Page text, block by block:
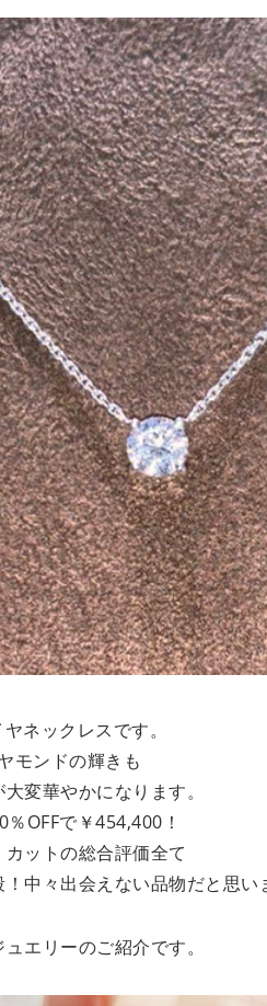
ネックレスです。
モンドの輝きも
変華やかになります。
OFFで￥454,400！
ットの総合評価全て
中々出会えない品物だと思い
エリーのご紹介です。